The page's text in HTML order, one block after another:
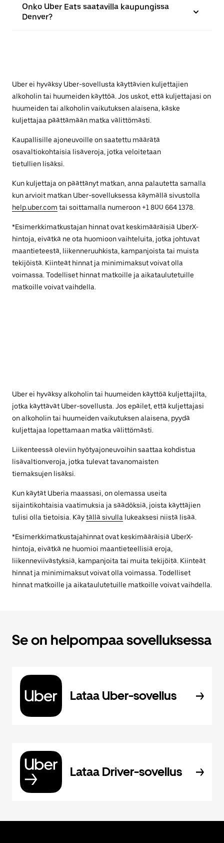
Onko Uber Eats saatavilla kaupungissa
Denver?
Uber ei hyväksy Uber-sovellusta käyttävien kuljettajien
alkoholin tai huumeiden käyttöä. Jos uskot, että kuljettajasi on
huumeiden tai alkoholin vaikutuksen alaisena, käske
kuljettajaa päättämään matka välittömästi.
Kaupallisille ajoneuvoille on saatettu määrätä
osavaltiokohtaisia lisäveroja, jotka veloitetaan
tietullien lisäksi.
Kun kuljettaja on päättänyt matkan, anna palautetta samalla
kun arvioit matkan Uber-sovelluksessa käymällä sivustolla
help.uber.com tai soittamalla numeroon +1 800 664 1378.
*Esimerkkimatkustajan hinnat ovat keskimääräisiä UberX-
hintoja, eivätkä ne ota huomioon vaihteluita, jotka johtuvat
maantieteestä, liikenneruuhkista, kampanjoista tai muista
tekijöistä. Kiinteät hinnat ja minimimaksut voivat olla
voimassa. Todelliset hinnat matkoille ja aikataulutetuille
matkoille voivat vaihdella.
Uber ei hyväksy alkoholin tai huumeiden käyttöä kuljettajilta,
jotka käyttävät Uber-sovellusta. Jos epäilet, että kuljettajasi
on alkoholin tai huumeiden vaikutuksen alaisena, pyydä
kuljettajaa lopettamaan matka välittömästi.
Liikenteessä oleviin hyötyajoneuvoihin saattaa kohdistua
lisävaltionveroja, jotka tulevat tavanomaisten
tiemaksujen lisäksi.
Kun käytät Uberia maassasi, on olemassa useita
sijaintikohtaisia vaatimuksia ja säädöksiä, joista käyttäjien
tulisi olla tietoisia. Käytällä sivulla lukeaksesi niistä lisää.
*Esimerkkimatkustajahinnat ovat keskimääräisiä UberX-
hintoja, eivätkä ne huomioi maantieteellisiä eroja,
liikenneviivästyksiä, kampanjoita tai muita tekijöitä. Kiinteät
hinnat ja minimimaksut voivat olla voimassa. Todelliset
hinnat matkoille ja aikataulutetuille matkoille voivat vaihdella.
Se on helpompaa sovelluksessa
Lataa Uber-sovellus
Lataa Driver-sovellus